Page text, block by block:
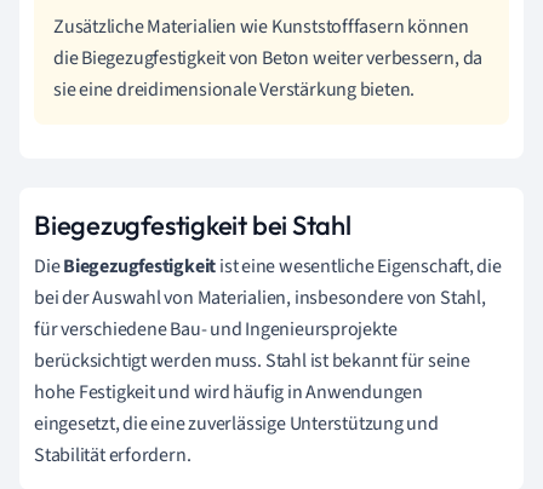
Zusätzliche Materialien wie Kunststofffasern können
die Biegezugfestigkeit von Beton weiter verbessern, da
sie eine dreidimensionale Verstärkung bieten.
Biegezugfestigkeit bei Stahl
DieBiegezugfestigkeitist eine wesentliche Eigenschaft, die
bei der Auswahl von Materialien, insbesondere von Stahl,
für verschiedene Bau- und Ingenieursprojekte
berücksichtigt werden muss. Stahl ist bekannt für seine
hohe Festigkeit und wird häufig in Anwendungen
eingesetzt, die eine zuverlässige Unterstützung und
Stabilität erfordern.